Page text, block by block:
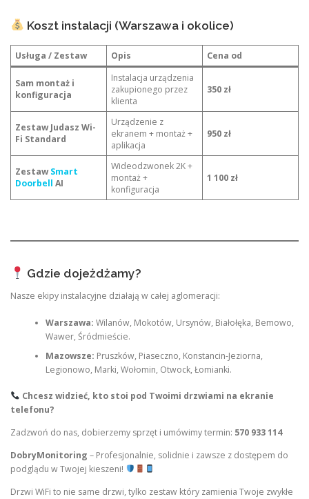
Koszt instalacji (Warszawa i okolice)
Usługa / Zestaw Opis Cena od
Sam montaż i
konfiguracja
Instalacja urządzenia
zakupionego przez
klienta
350 zł
Zestaw Judasz Wi-
Fi Standard
Urządzenie z
ekranem + montaż +
aplikacja
950 zł
ZestawSmart
Doorbell AI
Wideodzwonek 2K +
montaż +
konfiguracja
1 100 zł
Gdzie dojeżdżamy?
Nasze ekipy instalacyjne działają w całej aglomeracji:
Warszawa: Wilanów, Mokotów, Ursynów, Białołęka, Bemowo,
Wawer, Śródmieście.
Mazowsze: Pruszków, Piaseczno, Konstancin-Jeziorna,
Legionowo, Marki, Wołomin, Otwock, Łomianki.
Chcesz widzieć, kto stoi pod Twoimi drzwiami na ekranie
telefonu?
Zadzwoń do nas, dobierzemy sprzęt i umówimy termin: 570 933 114
DobryMonitoring – Profesjonalnie, solidnie i zawsze z dostępem do
podglądu w Twojej kieszeni!
Drzwi WiFi to nie same drzwi, tylko zestaw który zamienia Twoje zwykłe